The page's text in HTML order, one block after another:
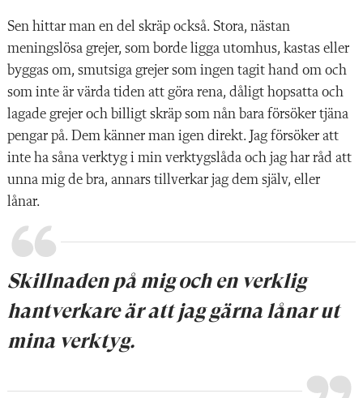
Sen hittar man en del skräp också. Stora, nästan
meningslösa grejer, som borde ligga utomhus, kastas eller
byggas om, smutsiga grejer som ingen tagit hand om och
som inte är värda tiden att göra rena, dåligt hopsatta och
lagade grejer och billigt skräp som nån bara försöker tjäna
pengar på. Dem känner man igen direkt. Jag försöker att
inte ha såna verktyg i min verktygslåda och jag har råd att
unna mig de bra, annars tillverkar jag dem själv, eller
lånar.
Skillnaden på mig och en verklig
hantverkare är att jag gärna lånar ut
mina verktyg.